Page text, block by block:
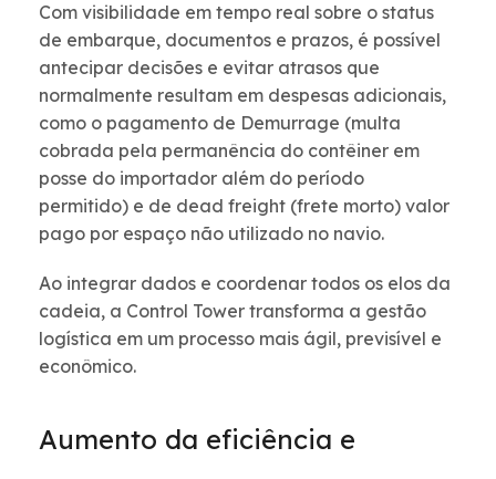
Com visibilidade em tempo real sobre o status
de embarque, documentos e prazos, é possível
antecipar decisões e evitar atrasos que
normalmente resultam em despesas adicionais,
como o pagamento de Demurrage (multa
cobrada pela permanência do contêiner em
posse do importador além do período
permitido) e de dead freight (frete morto) valor
pago por espaço não utilizado no navio.
Ao integrar dados e coordenar todos os elos da
cadeia, a Control Tower transforma a gestão
logística em um processo mais ágil, previsível e
econômico.
Aumento da eficiência e